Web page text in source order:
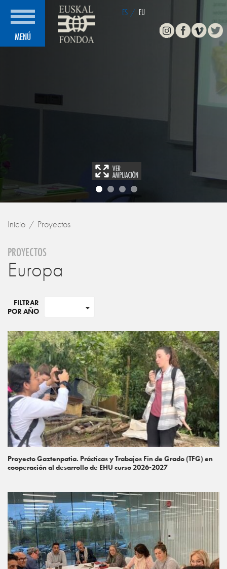
MENÚ
ES / EU
Inicio Proyectos
PROYECTOS
Europa
FILTRAR
POR AÑO
Proyecto Gaztenpatia. Prácticas y Trabajos Fin de Grado (TFG) en
cooperación al desarrollo de EHU curso 2026-2027